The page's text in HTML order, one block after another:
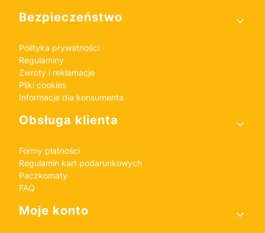
Bezpieczeństwo
Polityka prywatności
Regulaminy
Zwroty i reklamacje
Pliki cookies
Informacje dla konsumenta
Obsługa klienta
Formy płatności
Regulamin kart podarunkowych
Paczkomaty
FAQ
Moje konto